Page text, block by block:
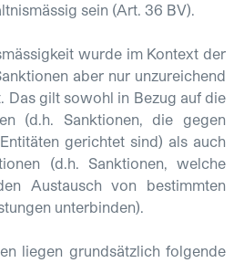
sein (Art. 36 BV).
wurde im Kontext der
aber nur unzureichend
Das gilt sowohl in Bezug auf die
(d.h. Sanktionen, die gegen
gerichtet sind) als auch
(d.h. Sanktionen, welche
Austausch von bestimmten
unterbinden).
liegen grundsätzlich folgende